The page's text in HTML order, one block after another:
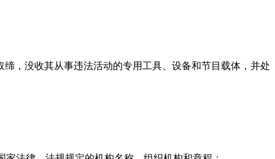
，没收其从事违法活动的专用工具、设备和节目载体，并处